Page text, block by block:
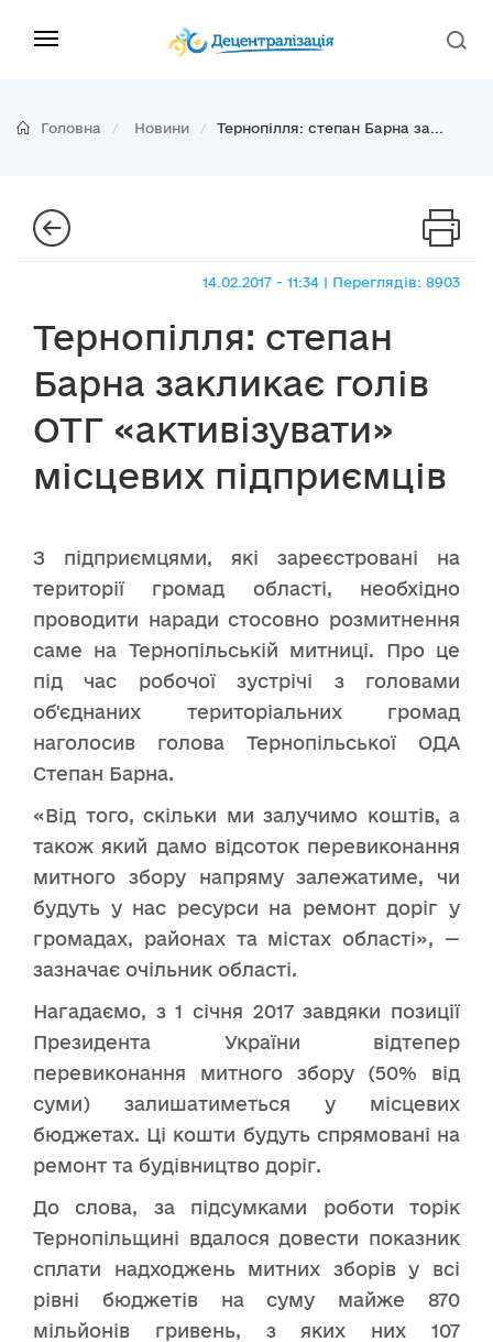
Головна Новини Тернопілля: степан Барна за...
14.02.2017 - 11:34 | Переглядів: 8903
Тернопілля: степан
Барна закликає голів
ОТГ «активізувати»
місцевих підприємців
З підприємцями, які зареєстровані на
території громад області, необхідно
проводити наради стосовно розмитнення
саме на Тернопільській митниці. Про це
під час робочої зустрічі з головами
об'єднаних територіальних громад
наголосив голова Тернопільської ОДА
Степан Барна.
«Від того, скільки ми залучимо коштів, а
також який дамо відсоток перевиконання
митного збору напряму залежатиме, чи
будуть у нас ресурси на ремонт доріг у
громадах, районах та містах області», —
зазначає очільник області.
Нагадаємо, з 1 січня 2017 завдяки позиції
Президента України відтепер
перевиконання митного збору (50% від
суми) залишатиметься у місцевих
бюджетах. Ці кошти будуть спрямовані на
ремонт та будівництво доріг.
До слова, за підсумками роботи торік
Тернопільщині вдалося довести показник
сплати надходжень митних зборів у всі
рівні бюджетів на суму майже 870
мільйонів гривень, з яких них 107